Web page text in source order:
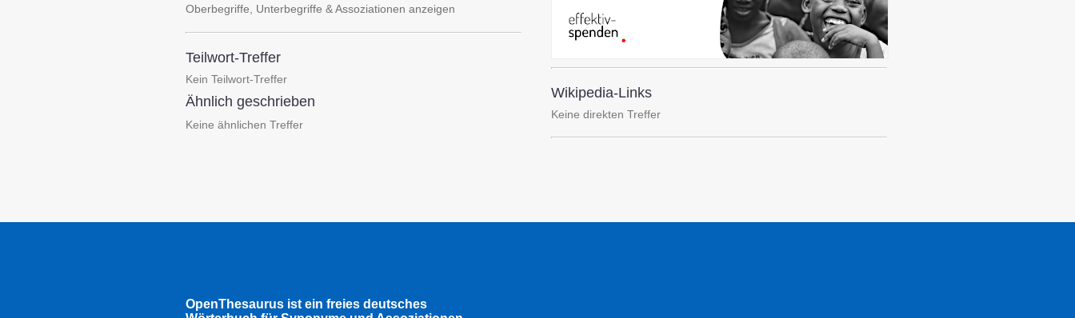
Oberbegriffe, Unterbegriffe & Assoziationen anzeigen
Teilwort-Treffer
Kein Teilwort-Treffer
Ähnlich geschrieben
Keine ähnlichen Treffer
Wikipedia-Links
Keine direkten Treffer
OpenThesaurus ist ein freies deutsches